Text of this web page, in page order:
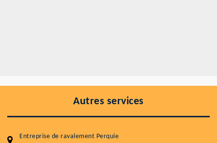
Autres services
Entreprise de ravalement Perquie